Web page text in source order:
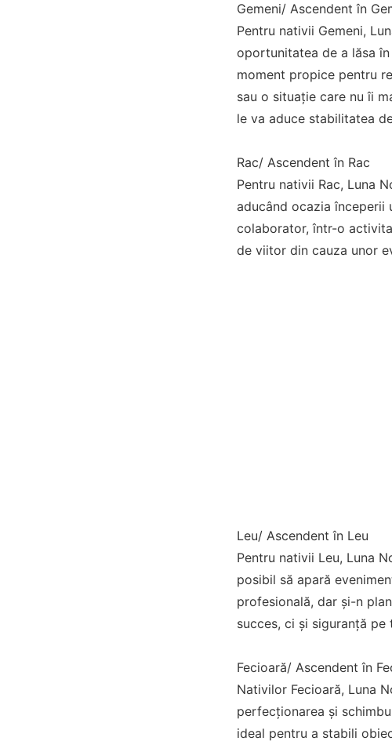
Gemeni/ Ascendent în
Pentru nativii Gemeni,
oportunitatea de a lăsa
moment propice pentru
sau o situație care nu îi
le va aduce stabilitatea
Rac/ Ascendent în Rac
Pentru nativii Rac, Luna
aducând ocazia începerii
colaborator, într-o
de viitor din cauza unor
Leu/ Ascendent în Leu
Pentru nativii Leu, Luna
posibil să apară
profesională, dar și-n
succes, ci și siguranță pe
Fecioară/ Ascendent în
Nativilor Fecioară, Luna
perfecționarea și
ideal pentru a stabili